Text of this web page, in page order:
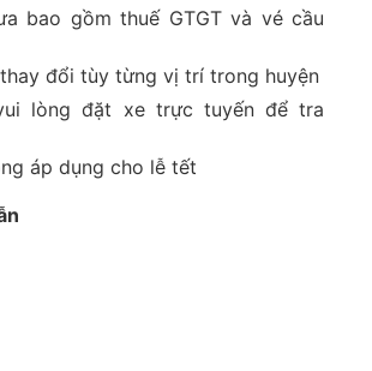
bao gồm thuế GTGT và vé cầu
đổi tùy từng vị trí trong huyện
lòng đặt xe trực tuyến để tra
áp dụng cho lễ tết